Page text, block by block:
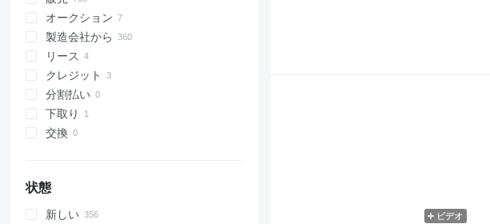
オークション
製造会社から
リース
クレジット
分割払い
下取り
交換
状態
新しい
ビデオ